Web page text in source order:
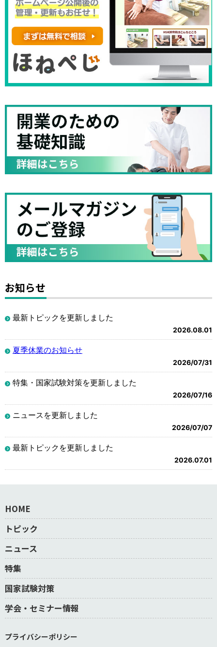
お知らせ
最新トピックを更新しました
2026.08.01
夏季休業のお知らせ
2026/07/31
特集・国家試験対策を更新しました
2026/07/16
ニュースを更新しました
2026/07/07
最新トピックを更新しました
2026.07.01
HOME
トピック
ニュース
特集
国家試験対策
学会・セミナー情報
プライバシーポリシー